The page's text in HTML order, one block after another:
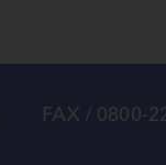
FAX / 0800-